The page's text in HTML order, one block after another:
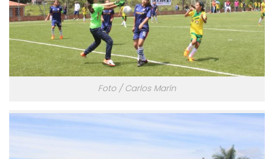
Foto / Carlos Marín